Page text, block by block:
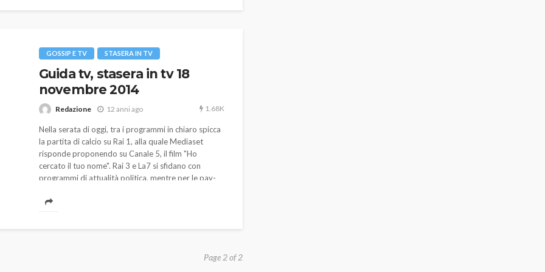
GOSSIP E TV STASERA IN TV
Guida tv, stasera in tv 18
novembre 2014
Redazione 12 anni ago 1.68K
Nella serata di oggi, tra i programmi in chiaro spicca
la partita di calcio su Rai 1, alla quale Mediaset
risponde proponendo su Canale 5, il film "Ho
cercato il tuo nome". Rai 3 e La7 si sfidano con
programmi di attualità politica, mentre per le pay-
Impossible 2".
Page 2 of 2